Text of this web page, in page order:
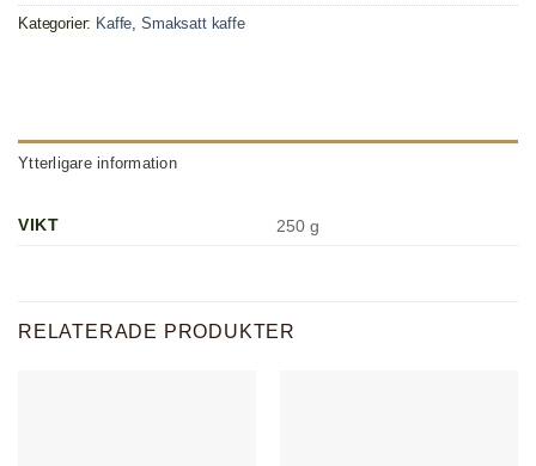
Kategorier: Kaffe Smaksatt kaffe
Ytterligare information
VIKT 250 g
RELATERADE PRODUKTER